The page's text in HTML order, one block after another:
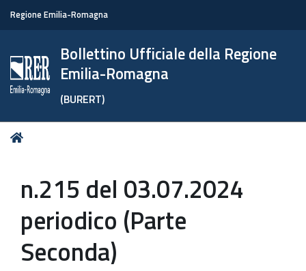
Regione Emilia-Romagna
Bollettino Ufficiale della Regione
Emilia-Romagna
(BURERT)
Tu
n.215 del 03.07.2024
periodico (Parte
Seconda)